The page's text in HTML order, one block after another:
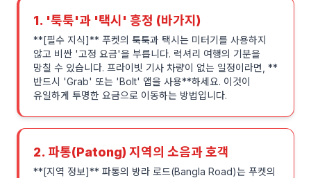
1. '툭툭'과 '택시' 흥정 (바가지)
**[필수 지식]** 푸켓의 툭툭과 택시는 미터기를 사용하지
않고 비싼 '고정 요금'을 부릅니다. 럭셔리 여행의 기분을
망칠 수 있습니다. 프라이빗 기사 차량이 없는 일정이라면, **
반드시 'Grab' 또는 'Bolt' 앱을 사용**하세요. 이것이
유일하게 투명한 요금으로 이동하는 방법입니다.
2. 파통(Patong) 지역의 소음과 호객
**[지역 정보]** 파통의 방라 로드(Bangla Road)는 푸켓의